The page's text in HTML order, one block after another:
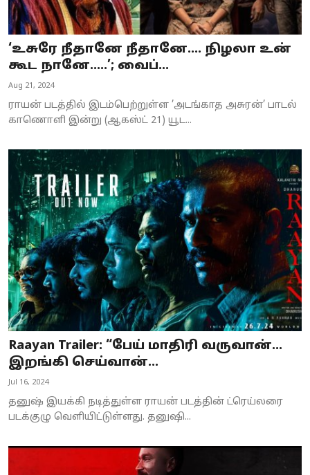
‘உசுரே நீதானே நீதானே.... நிழலா உன்
கூட நானே.....’; வைப்...
Aug 21, 2024
ராயன் படத்தில் இடம்பெற்றுள்ள ’அடங்காத அசுரன்’ பாடல்
காணொளி இன்று (ஆகஸ்ட் 21) யூட...
Raayan Trailer: “பேய் மாதிரி வருவான்...
இறங்கி செய்வான்...
Jul 16, 2024
தனுஷ் இயக்கி நடித்துள்ள ராயன் படத்தின் ட்ரெய்லரை
படக்குழு வெளியிட்டுள்ளது. தனுஷி...